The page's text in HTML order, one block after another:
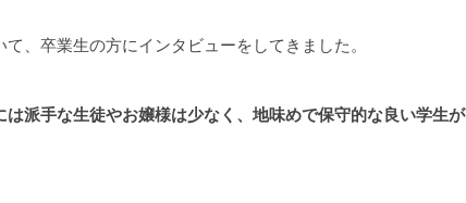
、卒業生の方にインタビューをしてきました。
派手な生徒やお嬢様は少なく、地味めで保守的な良い学生が